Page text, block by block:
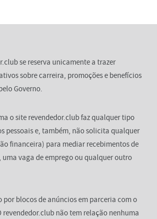
se reserva unicamente a trazer
sobre carreira, promoções e benefícios
Governo.
o site revendedor.club faz qualquer tipo
pessoais e, também, não solicita qualquer
financeira) para mediar recebimentos de
uma vaga de emprego ou qualquer outro
por blocos de anúncios em parceria com o
revendedor.club não tem relação nenhuma